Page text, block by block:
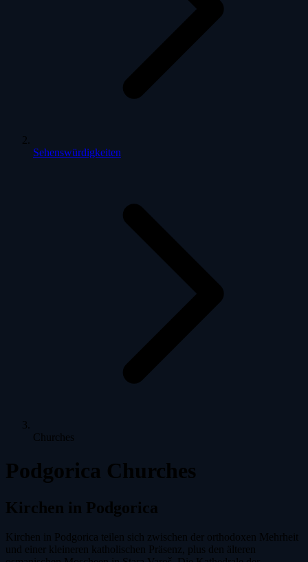
Sehenswürdigkeiten
Churches
Podgorica Churches
Kirchen in Podgorica
Kirchen in Podgorica teilen sich zwischen der orthodoxen Mehrheit
und einer kleineren katholischen Präsenz, plus den älteren